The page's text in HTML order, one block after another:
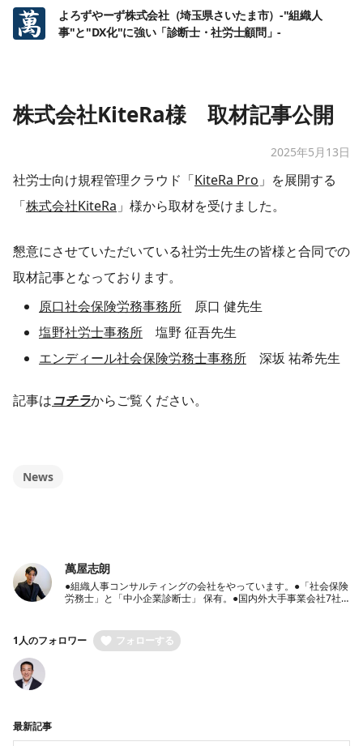
よろずやーず株式会社（埼玉県さいたま市）-"組織人
事"と"DX化"に強い「診断士・社労士顧問」-
株式会社KiteRa様 取材記事公開
2025年5月13日
社労士向け規程管理クラウド「KiteRa Pro 」を展開する
「株式会社KiteRa 」様から取材を受けました。
懇意にさせていただいている社労士先生の皆様と合同での
取材記事となっております。
原口社会保険労務事務所 原口 健先生
塩野社労士事務所 塩野 征吾先生
エンディール社会保険労務士事務所 深坂 祐希先生
記事はコチラからご覧ください。
News
萬屋志朗
●組織人事コンサルティングの会社をやっています。●「社会保険
労務士」と「中小企業診断士」 保有。●国内外大手事業会社7社
ップ支援
1人のフォロワー フォローする
最新記事